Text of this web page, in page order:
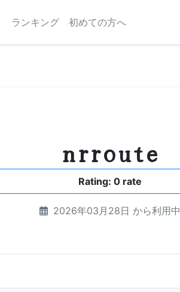
ランキング 初めての方へ
nrroute
Rating: 0 rate
2026年03月28日 から利用中